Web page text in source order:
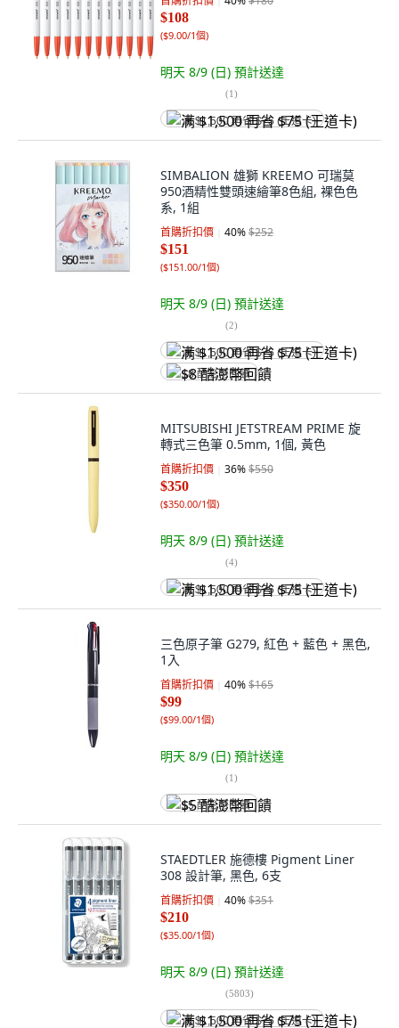
$108
($9.00/1個)
明天 8/9 (日) 預計送達
(1)
满 $1,500 再省 $75 (王道卡)
SIMBALION 雄獅 KREEMO 可瑞莫
950酒精性雙頭速繪筆8色組, 裸色色
系, 1組
首購折扣價 40%$252
$151
($151.00/1個)
明天 8/9 (日) 預計送達
(2)
满 $1,500 再省 $75 (王道卡)
$8 酷澎幣回饋
MITSUBISHI JETSTREAM PRIME 旋
轉式三色筆 0.5mm, 1個, 黃色
首購折扣價 36%$550
$350
($350.00/1個)
明天 8/9 (日) 預計送達
(4)
满 $1,500 再省 $75 (王道卡)
三色原子筆 G279, 紅色 + 藍色 + 黑色,
1入
首購折扣價 40%$165
$99
($99.00/1個)
明天 8/9 (日) 預計送達
(1)
$5 酷澎幣回饋
STAEDTLER 施德樓 Pigment Liner
308 設計筆, 黑色, 6支
首購折扣價 40%$351
$210
($35.00/1個)
明天 8/9 (日) 預計送達
(5803)
满 $1,500 再省 $75 (王道卡)